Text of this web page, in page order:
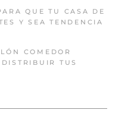
QUE TU CASA DE
Y SEA TENDENCIA
COMEDOR
TUS